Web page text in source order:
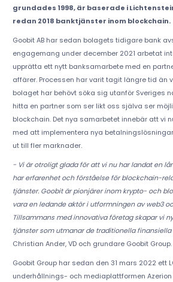
grundades 1998, är baserade i
redan 2018 banktjänster inom blockchain.
Goobit AB har sedan bolagets tidigare bank
engagemang under december 2021 arbetat
upprätta ett nytt banksamarbete med en
affärer. Processen har varit tagit längre tid än
bolaget har behövt söka sig utanför Sveriges
hitta en partner som ser likt oss själva ser
blockchain. Det nya samarbetet innebär att vi
med att implementera nya
ut till fler marknader.
- Vi är otroligt glada för att vi nu har landat en
har erfarenhet och förståelse för blockchain-
tjänster. Goobit är pionjärer inom krypto- och
vara en ledande aktör i utformningen av web3
Tillsammans med innovativa företag skapar vi
tjänster som utmanar de traditionella finansiella
Christian Ander, VD och grundare Goobit Group.
Goobit Group har sedan den 31 mars 2022 ett
underhållnings- och mediaplattformen Azerion